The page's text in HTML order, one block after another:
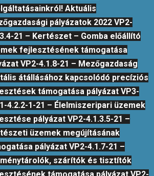
Aktuális
pályázatok 2022 VP2-
21 – Kertészet – Gomba előállító
fejlesztésének támogatása
VP2-4.1.8-21 – Mezőgazdaság
átállásához kapcsolódó precíziós
támogatása pályázat VP3-
4.2.2-1-21 – Élelmiszeripari üzemek
pályázat VP2-4.1.3.5-21 –
üzemek megújításának
pályázat VP2-4.1.7-21 –
szárítók és tisztítók